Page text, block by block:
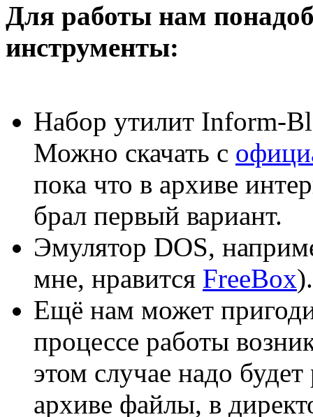
Для работы нам
инструменты:
Набор утилит Inform-
Можно скачать с
пока что в архиве
брал первый вариант.
Эмулятор DOS,
мне, нравится FreeBox).
Ещё нам может
процессе работы
этом случае надо
архиве файлы, в